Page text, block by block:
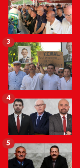
3
4
5